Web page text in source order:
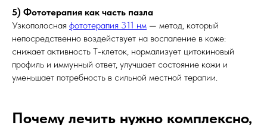
5) Фототерапия как часть пазла
Узкополосная фототерапия 311 нм — метод, который
непосредственно воздействует на воспаление в коже:
снижает активность Т-клеток, нормализует цитокиновый
профиль и иммунный ответ, улучшает состояние кожи и
уменьшает потребность в сильной местной терапии.
Почему лечить нужно комплексно,